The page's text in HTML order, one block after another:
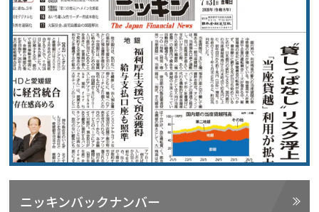
ニッキンバックナンバー